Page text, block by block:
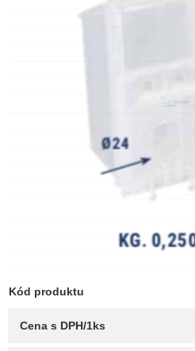
Kód produktu
Cena s DPH/1ks